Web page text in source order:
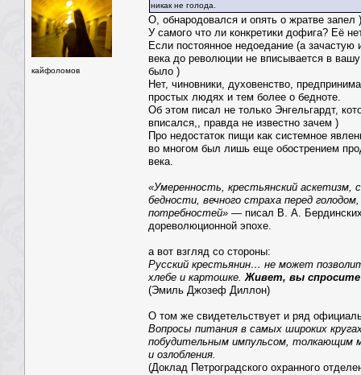
кайфоломов
никак не голода.
О, обнародовался и опять о жратве запел )
У самого что ли конкретики дофига? Её
Если постоянное недоедание (а
века до революции не вписывается в
было )
Нет, чиновники, духовенство,
простых людях и тем более о бедноте.
Об этом писал не только Энгельгардт,
вписался,, правда не известно зачем )
Про недостаток пищи как системное
во многом был лишь еще обострением
века.
«Умеренность, крестьянский
бедности, вечного страха перед
потребностей» — писал В. А. Бердинских
дореволюционной эпохе.
а вот взгляд со стороны:
Русский крестьянин… не может
хлебе и картошке.Живет, вы
(Эмиль Джозеф Диллон)
О том же свидетельствует и ряд
Вопросы питания в самых широких
побудительным импульсом, толкающим
и озлобления.
(Доклад Петроградского охранного